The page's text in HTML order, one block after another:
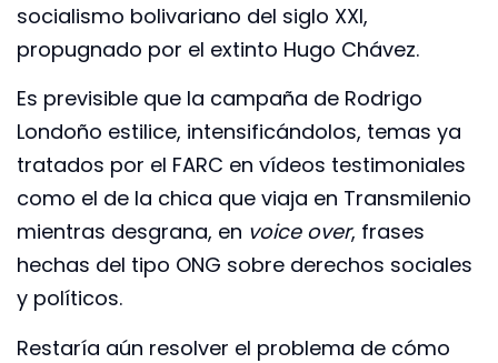
socialismo bolivariano del siglo XXI,
propugnado por el extinto Hugo Chávez.
Es previsible que la campaña de Rodrigo
Londoño estilice, intensificándolos, temas ya
tratados por el FARC en vídeos testimoniales
como el de la chica que viaja en Transmilenio
mientras desgrana, en voice over, frases
hechas del tipo ONG sobre derechos sociales
y políticos.
Restaría aún resolver el problema de cómo